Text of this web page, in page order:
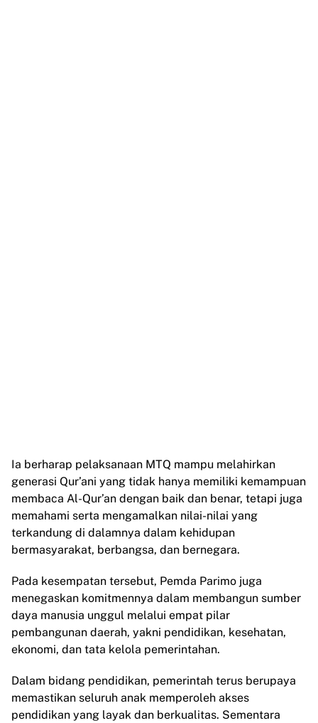
Ia berharap pelaksanaan MTQ mampu melahirkan
generasi Qur’ani yang tidak hanya memiliki kemampuan
membaca Al-Qur’an dengan baik dan benar, tetapi juga
memahami serta mengamalkan nilai-nilai yang
terkandung di dalamnya dalam kehidupan
bermasyarakat, berbangsa, dan bernegara.
Pada kesempatan tersebut, Pemda Parimo juga
menegaskan komitmennya dalam membangun sumber
daya manusia unggul melalui empat pilar
pembangunan daerah, yakni pendidikan, kesehatan,
ekonomi, dan tata kelola pemerintahan.
Dalam bidang pendidikan, pemerintah terus berupaya
memastikan seluruh anak memperoleh akses
pendidikan yang layak dan berkualitas. Sementara